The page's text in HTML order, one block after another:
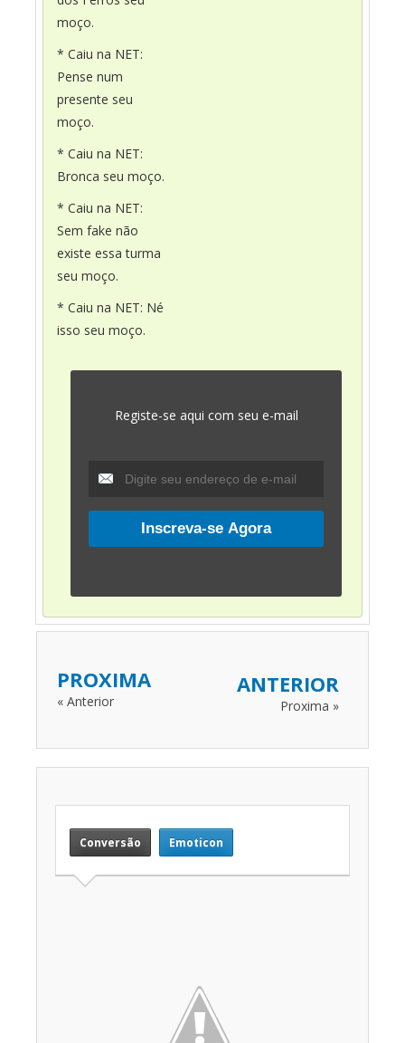
moço.
* Caiu na NET:
Pense num
presente seu
moço.
* Caiu na NET:
Bronca seu moço.
* Caiu na NET:
Sem fake não
existe essa turma
seu moço.
* Caiu na NET: Né
isso seu moço.
Registe-se aqui com seu e-mail
PROXIMA
« Anterior
ANTERIOR
Proxima »
Conversão Emoticon